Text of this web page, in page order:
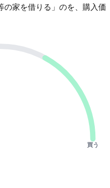
の家を借りる」のを、購入価
買う